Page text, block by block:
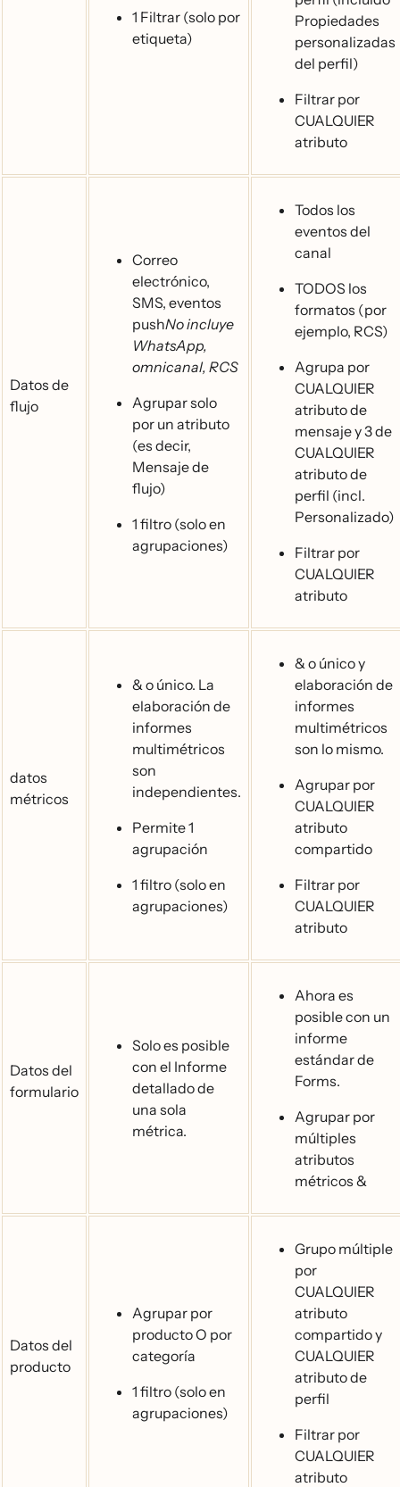
1 Filtrar (solo por
etiqueta)
Propiedades
personalizadas
del perfil)
Filtrar por
CUALQUIER
atributo
Datos de
flujo
Correo
electrónico,
SMS, eventos
pushNo incluye
WhatsApp,
omnicanal, RCS
Agrupar solo
por un atributo
(es decir,
Mensaje de
flujo)
1 filtro (solo en
agrupaciones)
Todos los
eventos del
canal
TODOS los
formatos (por
ejemplo, RCS)
Agrupa por
CUALQUIER
atributo de
mensaje y 3 de
CUALQUIER
atributo de
perfil (incl.
Personalizado)
Filtrar por
CUALQUIER
atributo
datos
métricos
& o único. La
elaboración de
informes
multimétricos
son
independientes.
Permite 1
agrupación
1 filtro (solo en
agrupaciones)
& o único y
elaboración de
informes
multimétricos
son lo mismo.
Agrupar por
CUALQUIER
atributo
compartido
Filtrar por
CUALQUIER
atributo
Datos del
formulario
Solo es posible
con el Informe
detallado de
una sola
métrica.
Ahora es
posible con un
informe
estándar de
Forms.
Agrupar por
múltiples
atributos
métricos &
Datos del
producto
Agrupar por
producto O por
categoría
1 filtro (solo en
agrupaciones)
Grupo múltiple
por
CUALQUIER
atributo
compartido y
CUALQUIER
atributo de
perfil
Filtrar por
CUALQUIER
atributo